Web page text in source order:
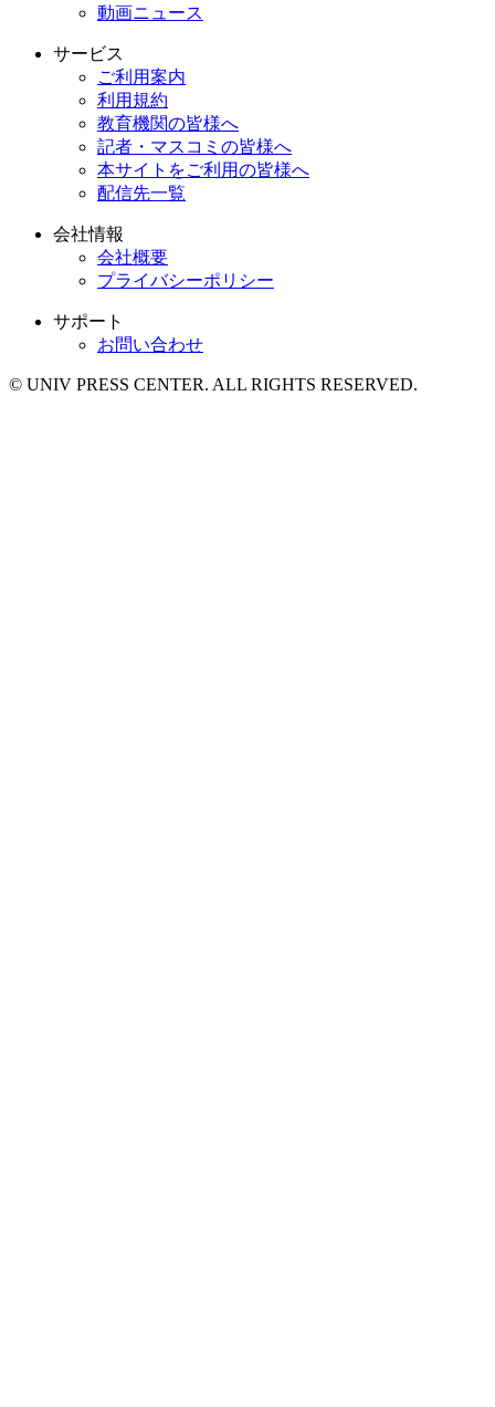
動画ニュース
サービス
ご利用案内
利用規約
教育機関の皆様へ
記者・マスコミの皆様へ
本サイトをご利用の皆様へ
配信先一覧
会社情報
会社概要
プライバシーポリシー
サポート
お問い合わせ
© UNIV PRESS CENTER. ALL RIGHTS RESERVED.